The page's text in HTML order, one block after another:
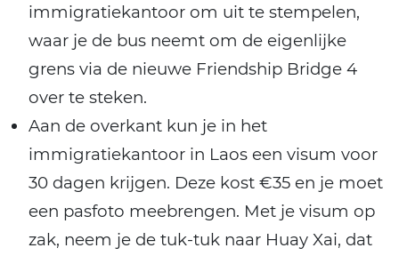
immigratiekantoor om uit te stempelen,
waar je de bus neemt om de eigenlijke
grens via de nieuwe Friendship Bridge 4
over te steken.
Aan de overkant kun je in het
immigratiekantoor in Laos een visum voor
30 dagen krijgen. Deze kost €35 en je moet
een pasfoto meebrengen. Met je visum op
zak, neem je de tuk-tuk naar Huay Xai, dat